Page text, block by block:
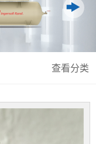
查看分类